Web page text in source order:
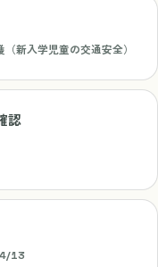
（新入学児童の交通安全）
認
13